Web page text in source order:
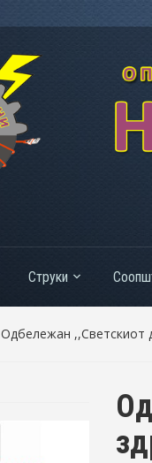
Струки
Одбележан ,,Светскиот